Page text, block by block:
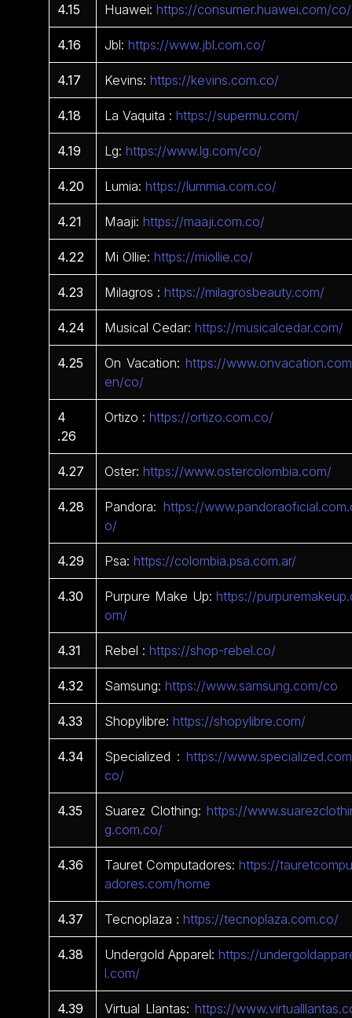
4.15 Huawei:https://consumer.huawei.com/co/
4.16 Jbl:https://www.jbl.com.co/
4.17 Kevins:https://kevins.com.co/
4.18 La Vaquita :https://supermu.com/
4.19 Lg:https://www.lg.com/co/
4.20 Lumia:https://lummia.com.co/
4.21 Maaji:https://maaji.com.co/
4.22 Mi Ollie:https://miollie.co/
4.23 Milagros :https://milagrosbeauty.com/
4.24 Musical Cedar:https://musicalcedar.com/
4.25 On Vacation:https://
en/co/
4
.26
Ortizo :https://ortizo.com.co/
4.27 Oster:https://www.ostercolombia.com/
4.28 Pandora:https://
o/
4.29 Psa:https://colombia.psa.com.ar/
4.30 Purpure Make Up:https://
om/
4.31 Rebel :https://shop-rebel.co/
4.32 Samsung:https://www.samsung.com/co
4.33 Shopylibre:https://shopylibre.com/
4.34 Specialized :https://
co/
4.35 Suarez Clothing:https://
g.com.co/
4.36 Tauret Computadores:https://
adores.com/home
4.37 Tecnoplaza :https://tecnoplaza.com.co/
4.38 Undergold Apparel:https://
l.com/
4.39 Virtual Llantas:https://